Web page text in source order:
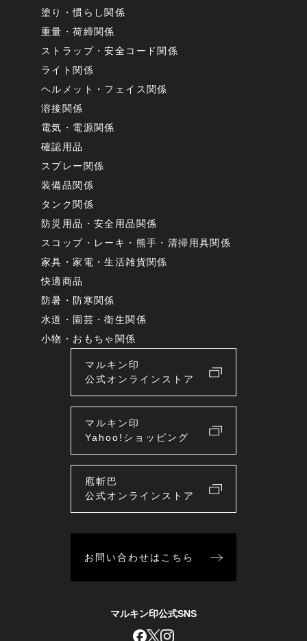
塗り・慣らし関係
重量・荷締関係
ストラップ・安全コード関係
ライト関係
ヘルメット・フェイス関係
溶接関係
電気・電源関係
確認用品
スプレー関係
装備品関係
タンク関係
防災用品・安全用品関係
スコップ・レーキ・熊手・清掃用具関係
家具・家電・生活雑貨関係
快適商品
防暑・防寒関係
水道・園芸・衛生関係
小物・おもちゃ関係
マルキン印
公式オンラインストア
マルキン印
Yahoo!ショッピング
庖斬巴
公式オンラインストア
お問い合わせはこちら
マルキン印公式SNS